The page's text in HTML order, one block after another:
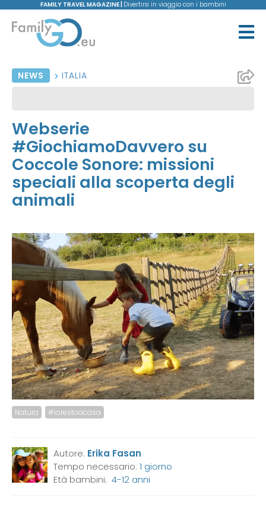
FAMILY TRAVEL MAGAZINE | Divertirsi in viaggio con i bambini
NEWS ITALIA
Webserie
#GiochiamoDavvero su
Coccole Sonore: missioni
speciali alla scoperta degli
animali
Natura #iorestoacasa
Autore: Erika Fasan
Tempo necessario: 1 giorno
Età bambini: 4-12 anni